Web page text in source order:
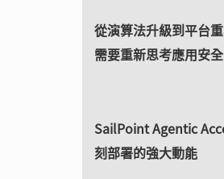
從演算法升級到平台
需要重新思考應用安全
SailPoint Agentic
刻部署的強大動能